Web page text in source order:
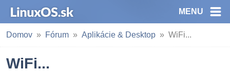
MENU
Domov Fórum Aplikácie & Desktop WiFi...
WiFi...